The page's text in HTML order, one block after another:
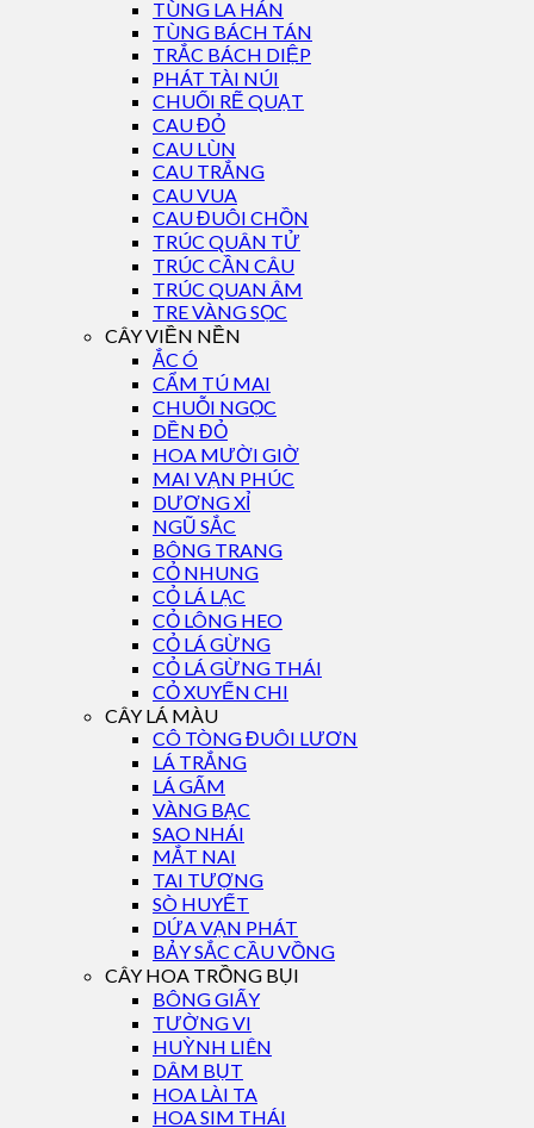
TÙNG LA HÁN
TÙNG BÁCH TÁN
TRẮC BÁCH DIỆP
PHÁT TÀI NÚI
CHUỐI RẼ QUẠT
CAU ĐỎ
CAU LÙN
CAU TRẮNG
CAU VUA
CAU ĐUÔI CHỒN
TRÚC QUÂN TỬ
TRÚC CẦN CÂU
TRÚC QUAN ÂM
TRE VÀNG SỌC
CÂY VIỀN NỀN
ẮC Ó
CẨM TÚ MAI
CHUỖI NGỌC
DỀN ĐỎ
HOA MƯỜI GIỜ
MAI VẠN PHÚC
DƯƠNG XỈ
NGŨ SẮC
BÔNG TRANG
CỎ NHUNG
CỎ LÁ LẠC
CỎ LÔNG HEO
CỎ LÁ GỪNG
CỎ LÁ GỪNG THÁI
CỎ XUYẾN CHI
CÂY LÁ MÀU
CÔ TÒNG ĐUÔI LƯƠN
LÁ TRẮNG
LÁ GẤM
VÀNG BẠC
SAO NHÁI
MẮT NAI
TAI TƯỢNG
SÒ HUYẾT
DỨA VẠN PHÁT
BẢY SẮC CẦU VỒNG
CÂY HOA TRỒNG BỤI
BÔNG GIẤY
TƯỜNG VI
HUỲNH LIÊN
DÂM BỤT
HOA LÀI TA
HOA SIM THÁI